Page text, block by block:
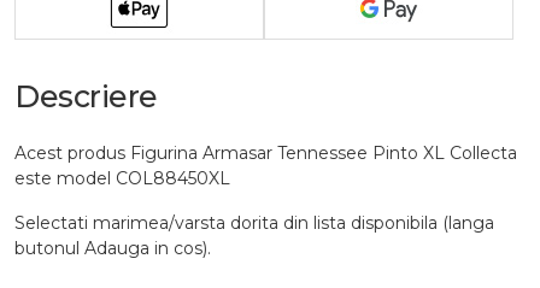
Descriere
Acest produs Figurina Armasar Tennessee Pinto XL Collecta
este model COL88450XL
Selectati marimea/varsta dorita din lista disponibila (langa
butonul Adauga in cos).